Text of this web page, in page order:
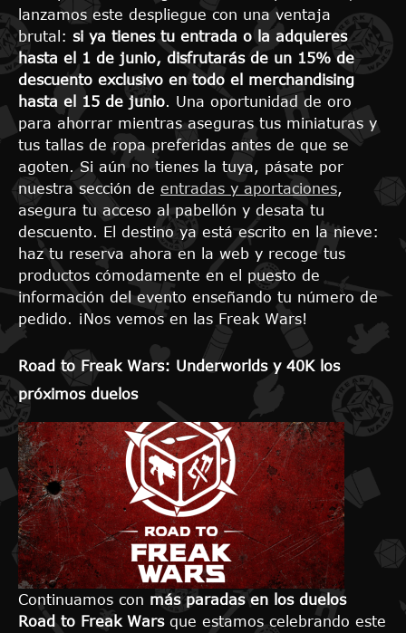
lanzamos este despliegue con una ventaja
brutal: si ya tienes tu entrada o la adquieres
hasta el 1 de junio, disfrutarás de un 15% de
descuento exclusivo en todo el merchandising
hasta el 15 de junio. Una oportunidad de oro
para ahorrar mientras aseguras tus miniaturas y
tus tallas de ropa preferidas antes de que se
agoten. Si aún no tienes la tuya, pásate por
nuestra sección de entradas y aportaciones,
asegura tu acceso al pabellón y desata tu
descuento. El destino ya está escrito en la nieve:
haz tu reserva ahora en la web y recoge tus
productos cómodamente en el puesto de
información del evento enseñando tu número de
pedido. ¡Nos vemos en las Freak Wars!
Road to Freak Wars: Underworlds y 40K los
próximos duelos
Continuamos con más paradas en los duelos
Road to Freak Warsque estamos celebrando este